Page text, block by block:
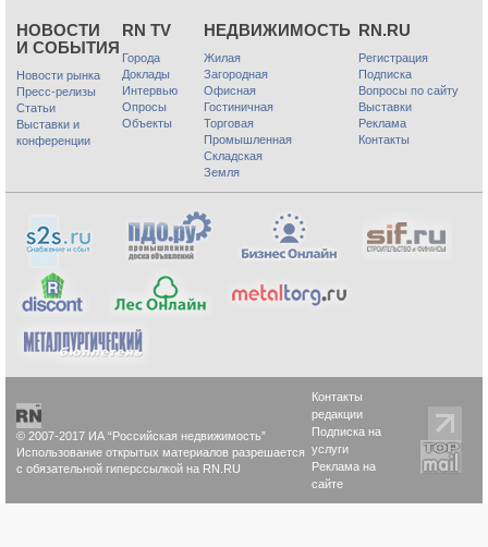
НОВОСТИ
И СОБЫТИЯ
Новости рынка
Пресс-релизы
Статьи
Выставки и
конференции
RN TV
Города
Доклады
Интервью
Опросы
Объекты
НЕДВИЖИМОСТЬ
Жилая
Загородная
Офисная
Гостиничная
Торговая
Промышленная
Складская
Земля
RN.RU
Регистрация
Подписка
Вопросы по сайту
Выставки
Реклама
Контакты
© 2007-2017 ИА “Российская недвижимость”
Использование открытых материалов разрешается
с обязательной гиперссылкой на RN.RU
Контакты
редакции
Подписка на
услуги
Реклама на
сайте